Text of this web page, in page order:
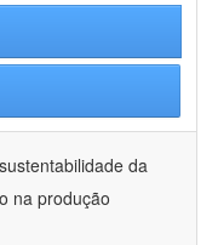
da
na produção